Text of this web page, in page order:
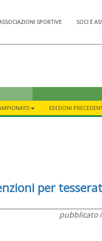
SPORTIVE SOCI E
EDIZIONI
per
pubblicato